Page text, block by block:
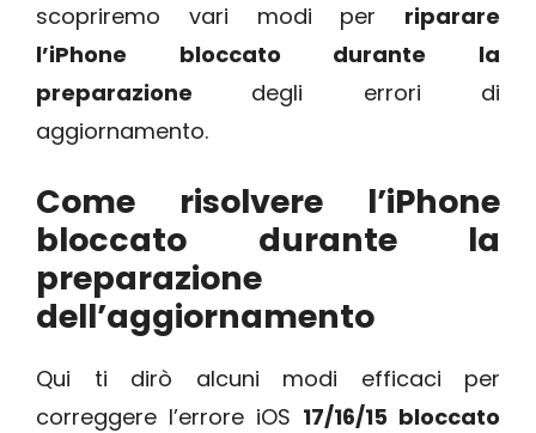
scopriremo vari modi per riparare
l’iPhone bloccato durante la
preparazione degli errori di
aggiornamento.
Come risolvere l’iPhone
bloccato durante la
preparazione
dell’aggiornamento
Qui ti dirò alcuni modi efficaci per
correggere l’errore iOS 17/16/15 bloccato